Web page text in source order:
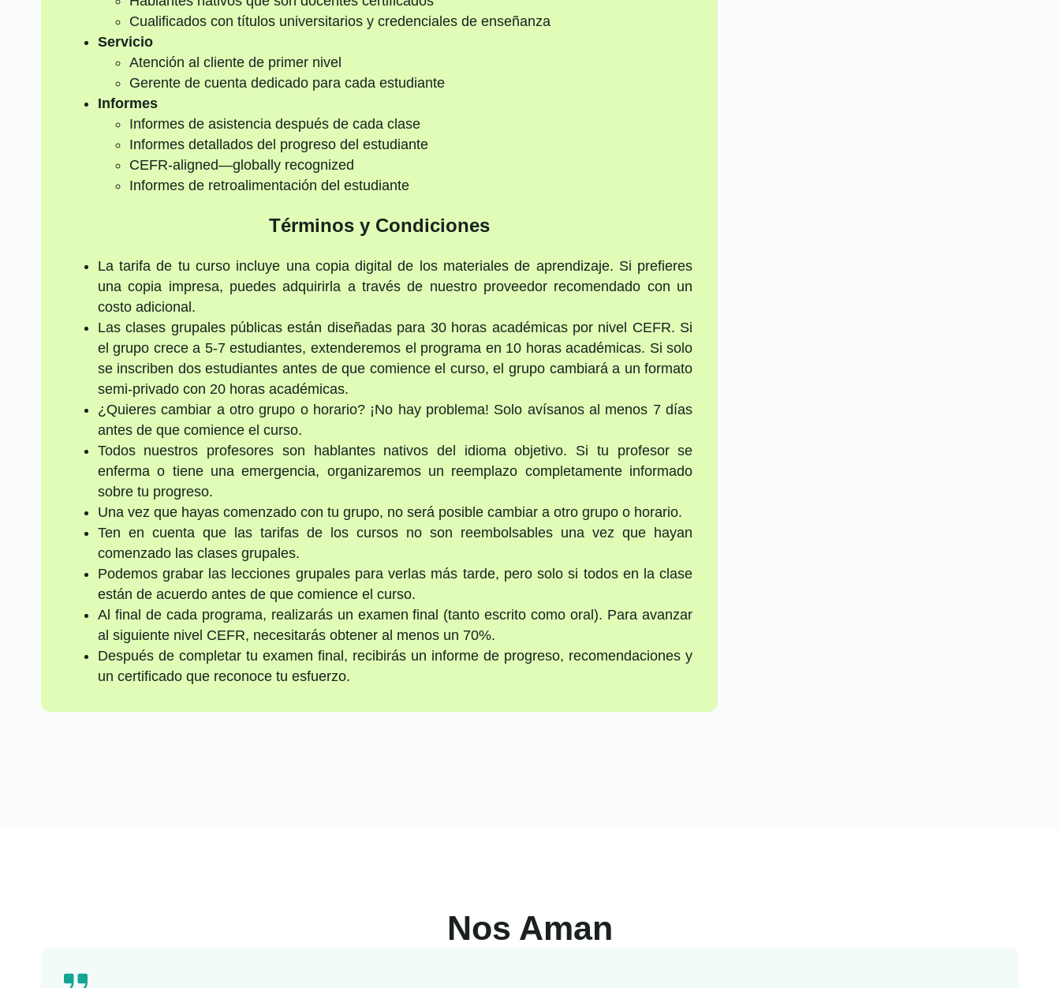
Cualificados con títulos universitarios y credenciales de enseñanza
Servicio
Atención al cliente de primer nivel
Gerente de cuenta dedicado para cada estudiante
Informes
Informes de asistencia después de cada clase
Informes detallados del progreso del estudiante
CEFR-aligned—globally recognized
Informes de retroalimentación del estudiante
Términos y Condiciones
La tarifa de tu curso incluye una copia digital de los materiales de aprendizaje. Si prefieres
una copia impresa, puedes adquirirla a través de nuestro proveedor recomendado con un
costo adicional.
Las clases grupales públicas están diseñadas para 30 horas académicas por nivel CEFR. Si
el grupo crece a 5-7 estudiantes, extenderemos el programa en 10 horas académicas. Si solo
se inscriben dos estudiantes antes de que comience el curso, el grupo cambiará a un formato
semi-privado con 20 horas académicas.
¿Quieres cambiar a otro grupo o horario? ¡No hay problema! Solo avísanos al menos 7 días
antes de que comience el curso.
Todos nuestros profesores son hablantes nativos del idioma objetivo. Si tu profesor se
enferma o tiene una emergencia, organizaremos un reemplazo completamente informado
sobre tu progreso.
Una vez que hayas comenzado con tu grupo, no será posible cambiar a otro grupo o horario.
Ten en cuenta que las tarifas de los cursos no son reembolsables una vez que hayan
comenzado las clases grupales.
Podemos grabar las lecciones grupales para verlas más tarde, pero solo si todos en la clase
están de acuerdo antes de que comience el curso.
Al final de cada programa, realizarás un examen final (tanto escrito como oral). Para avanzar
al siguiente nivel CEFR, necesitarás obtener al menos un 70%.
Después de completar tu examen final, recibirás un informe de progreso, recomendaciones y
un certificado que reconoce tu esfuerzo.
Nos Aman